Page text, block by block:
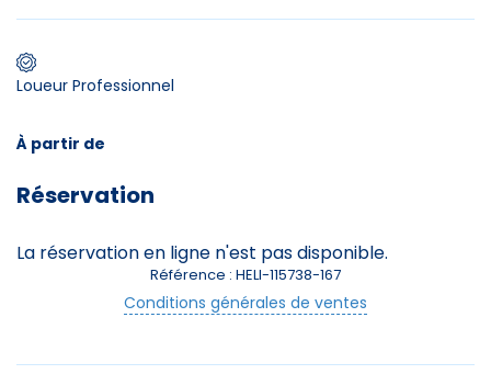
Adultes
Enfants
- de 17 ans - +
Etudiants - +
Loueur Professionnel
À partir de
Réservation
La réservation en ligne n'est pas disponible.
Référence : HELI-115738-167
Conditions générales de ventes